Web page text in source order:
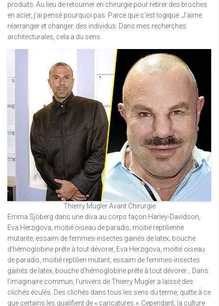
produits. Au lieu de retourner en chirurgie pour retirer des broches
en acier, j’ai pensé pourquoi pas. Parce que c’est logique. J’aime
réarranger et changer. des individus. Dans mes recherches
architecturales, cela a du sens.
Thierry Mugler Avant Chirurgie
Emma Sjöberg dans une diva au corps façon Harley-Davidson,
Eva Herzigova, moitié oiseau de paradis, moitié reptilienne
mutante, essaim de femmes-insectes gainés de latex, bouche
d’hémoglobine prête à tout dévorer, Eva Herzigova, moitié oiseau
de paradis, moitié reptilien mutant, essaim de femmes-insectes
gainés de latex, bouche d’hémoglobine prête à tout dévorer… Dans
l’imaginaire commun, l’univers de Thierry Mugler a laissé des
clichés éculés. Des clichés dans tous les sens du terme, quitte à ce
que certains les qualifient de « caricatures ». Cependant, la culture